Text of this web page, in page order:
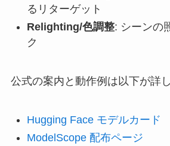
るリターゲット
Relighting/色調整: シーンの
ク
公式の案内と動作例は以下が詳し
Hugging Face モデルカード
ModelScope 配布ページ